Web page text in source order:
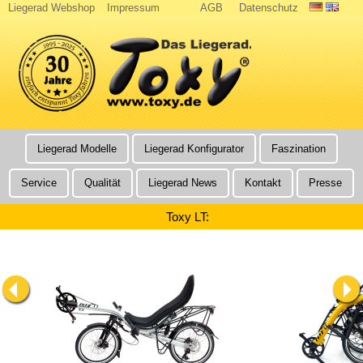
Liegerad Webshop Impressum AGB Datenschutz
Liegerad Modelle Liegerad Konfigurator Faszination
Service Qualität Liegerad News Kontakt Presse
Toxy LT: